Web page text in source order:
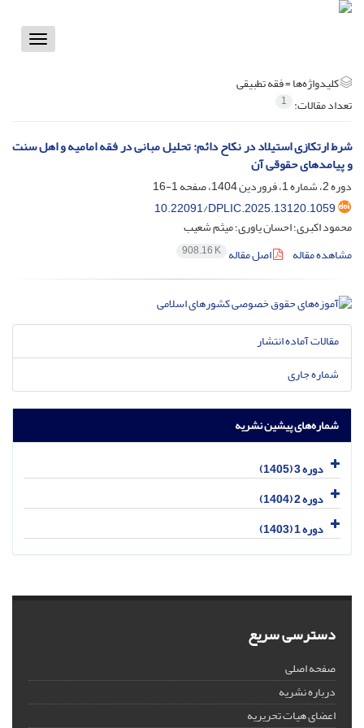
Toggle
کلیدواژه‌ها =فقه تطبیقی
تعداد مقالات: 1
شرط ارتکازی استیلاد در نکاح دائم: تحلیل مبانی در فقه امامیه و اهل سنت
و پیامدهای حقوقی آن
دوره 2، شماره 1، فروردین 1404، صفحه
1-16
10.22091/DPLIC.2025.13120.1059
محمود اکبری؛ احسان یاوری؛ میثم شعیب
مشاهده مقاله
اصل مقاله 908.16 K
مقالات آماده انتشار
شماره جاری
شماره‌های پیشین نشریه
دوره 3 (1405)
دوره 2 (1404)
دوره 1 (1403)
دسترسی سریع
صفحه اصلی
درباره نشریه
اعضای هیات تحریریه